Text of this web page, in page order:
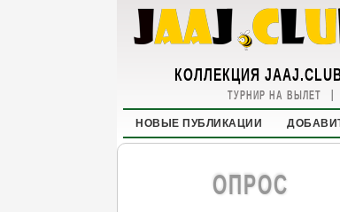
КОЛЛЕКЦИЯ
ТУРНИР НА ВЫЛЕТ |
НОВЫЕ ПУБЛИКАЦИИ
ОПРОС